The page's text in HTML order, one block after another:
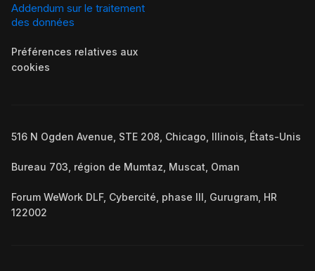
Addendum sur le traitement
des données
Préférences relatives aux
cookies
516 N Ogden Avenue, STE 208, Chicago, Illinois, États-Unis
Bureau 703, région de Mumtaz, Muscat, Oman
Forum WeWork DLF, Cybercité, phase III, Gurugram, HR
122002